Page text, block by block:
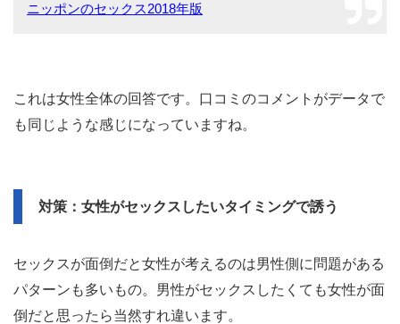
ニッポンのセックス2018年版
これは女性全体の回答です。口コミのコメントがデータで
も同じような感じになっていますね。
対策：女性がセックスしたいタイミングで誘う
セックスが面倒だと女性が考えるのは男性側に問題がある
パターンも多いもの。男性がセックスしたくても女性が面
倒だと思ったら当然すれ違います。